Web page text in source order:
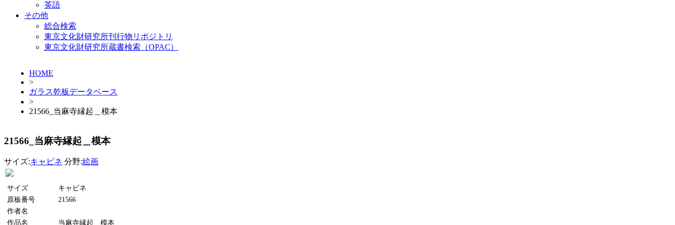
英語
その他
総合検索
東京文化財研究所刊行物リポジトリ
東京文化財研究所蔵書検索（OPAC）
HOME
>
ガラス乾板データベース
>
21566_当麻寺縁起＿模本
21566_当麻寺縁起＿模本
サイズ:キャビネ 分野:絵画
サイズ
キャビネ
原板番号
21566
作者名
作品名
当麻寺縁起＿模本